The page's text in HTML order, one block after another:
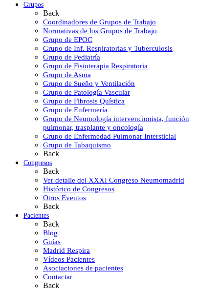
Grupos
Back
Coordinadores de Grupos de Trabajo
Normativas de los Grupos de Trabajo
Grupo de EPOC
Grupo de Inf. Respiratorias y Tuberculosis
Grupo de Pediatría
Grupo de Fisioterapia Respiratoria
Grupo de Asma
Grupo de Sueño y Ventilación
Grupo de Patología Vascular
Grupo de Fibrosis Quística
Grupo de Enfermería
Grupo de Neumología intervencionista, función
pulmonar, trasplante y oncología
Grupo de Enfermedad Pulmonar Intersticial
Grupo de Tabaquismo
Back
Congresos
Back
Ver detalle del XXXI Congreso Neumomadrid
Histórico de Congresos
Otros Eventos
Back
Pacientes
Back
Blog
Guías
Madrid Respira
Vídeos Pacientes
Asociaciones de pacientes
Contactar
Back